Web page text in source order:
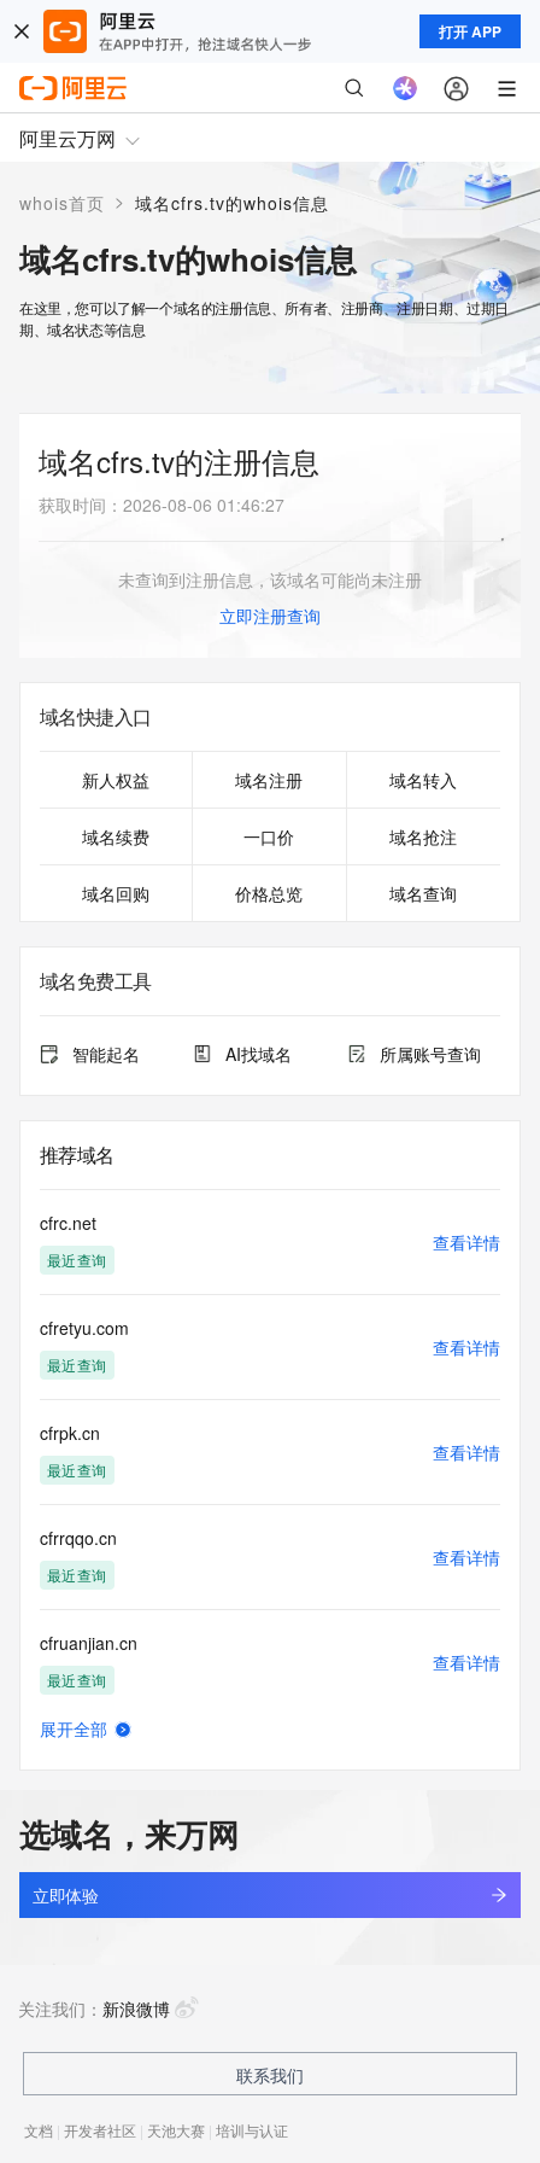
打开 APP
阿里云万网
whois首页 > 域名cfrs.tv的whois信息
域名cfrs.tv的whois信息
在这里，您可以了解一个域名的注册信息、所有者、注册商、注册日期、过期日
期、域名状态等信息
域名cfrs.tv的注册信息
获取时间 ： 2026-08-06 01:46:27
未查询到注册信息，该域名可能尚未注册
立即注册查询
域名快捷入口
新人权益 域名注册 域名转入
域名续费 一口价 域名抢注
域名回购 价格总览 域名查询
域名免费工具
智能起名 AI找域名 所属账号查询
推荐域名
cfrc.net
最近查询
查看详情
cfretyu.com
最近查询
查看详情
cfrpk.cn
最近查询
查看详情
cfrrqqo.cn
最近查询
查看详情
cfruanjian.cn
最近查询
查看详情
yixi.tv
最近查询
查看详情
最近查询
展开全部
选域名，来万网
立即体验
关注我们： 新浪微博
联系我们
文档 | 开发者社区 | 天池大赛 | 培训与认证